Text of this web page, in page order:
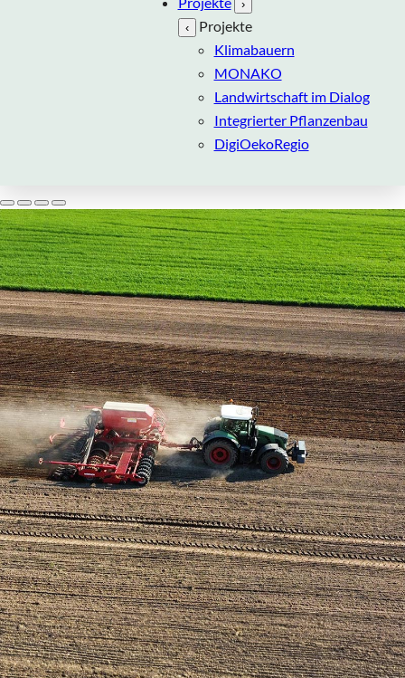
›
‹
Projekte
Klimabauern
MONAKO
Landwirtschaft im Dialog
Integrierter Pflanzenbau
DigiOekoRegio